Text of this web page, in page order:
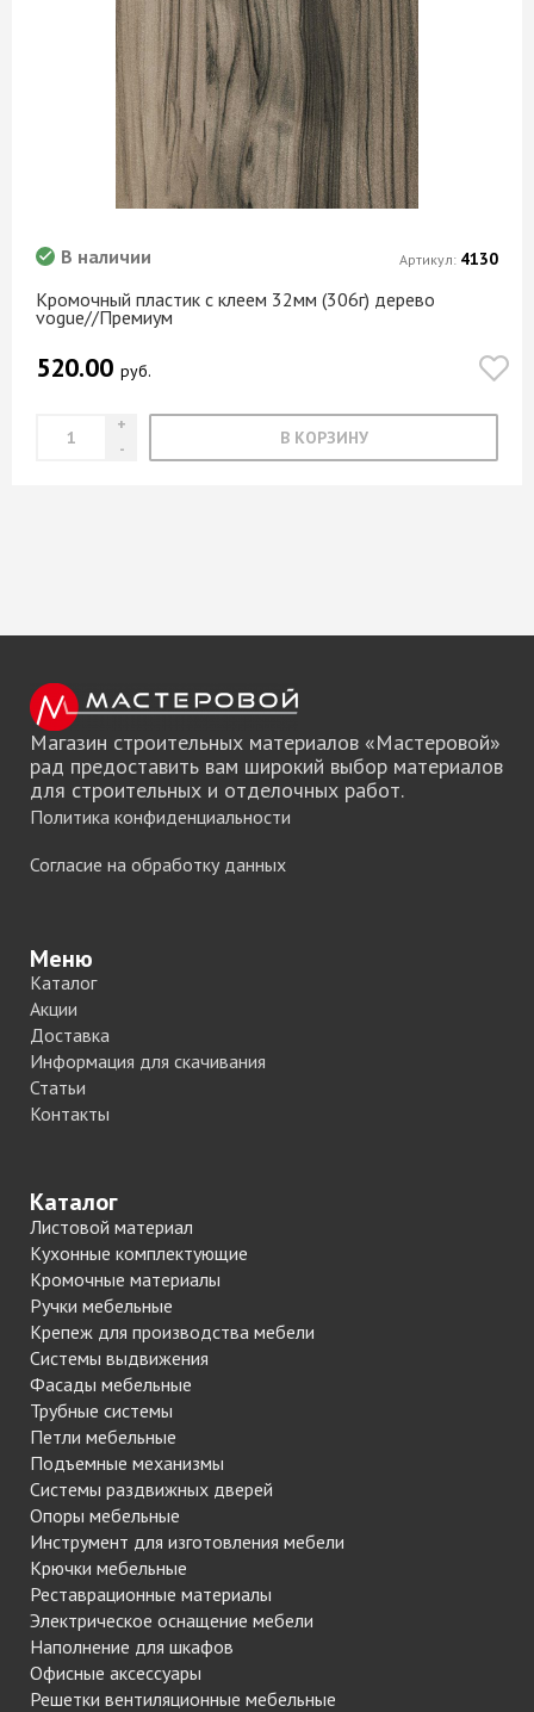
Кромочный пластик с клеем 32мм (306г) дерево
vogue//Премиум
В наличии
520.00 руб.
В КОРЗИНУ
Артикул: 4130
Магазин строительных материалов «Мастеровой»
рад предоставить вам широкий выбор материалов
для строительных и отделочных работ.
Политика конфиденциальности
Согласие на обработку данных
Меню
Каталог
Акции
Доставка
Информация для скачивания
Статьи
Контакты
Каталог
Листовой материал
Кухонные комплектующие
Кромочные материалы
Ручки мебельные
Крепеж для производства мебели
Системы выдвижения
Фасады мебельные
Трубные системы
Петли мебельные
Подъемные механизмы
Системы раздвижных дверей
Опоры мебельные
Инструмент для изготовления мебели
Крючки мебельные
Реставрационные материалы
Электрическое оснащение мебели
Наполнение для шкафов
Офисные аксессуары
Решетки вентиляционные мебельные